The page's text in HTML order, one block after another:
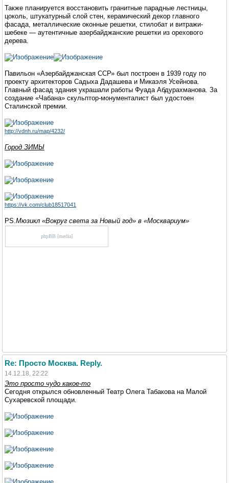
Также планируется восстановить гранитные парадные лестницы,
цоколь, штукатурный слой стен, керамический декор главного
фасада, металлические оконные решетки, стилобат и витражи-
шебеке — аутентичные азербайджанские решетки из орехового
дерева.
Павильон «Азербайджанская ССР» был построен в 1939 году по
проекту архитекторов Садыха Дадашева и Микаэля Усейнова.
Главный фасад здания украшали работы Фуада Абдурахманова. За
создание «Чабана» скульптор-монументалист был удостоен
Сталинской премии.
http://vdnh.ru/map/4232/
Город ЗИМЫ
https://vk.com/club18517041
PS. Мюзикл «Вокруг света за Новый год» в «Москвариум»
phpBB [media]
Re: Просто Москва. Reply.
14.12.18, 22:22
Это просто чудо какое-то
Сегодня открылся обновленный Театр Олега Табакова на Малой
Сухаревской площади.